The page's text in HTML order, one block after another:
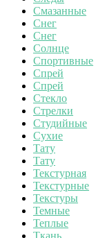
Смазанные
Снег
Снег
Солнце
Спортивные
Спрей
Спрей
Стекло
Стрелки
Студийные
Сухие
Тату
Тату
Текстурная
Текстурные
Текстуры
Темные
Теплые
Ткань